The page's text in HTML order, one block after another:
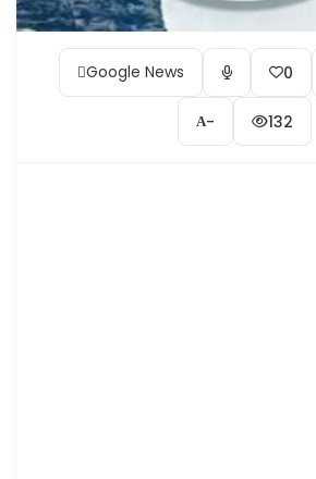
Google News 0
- 132